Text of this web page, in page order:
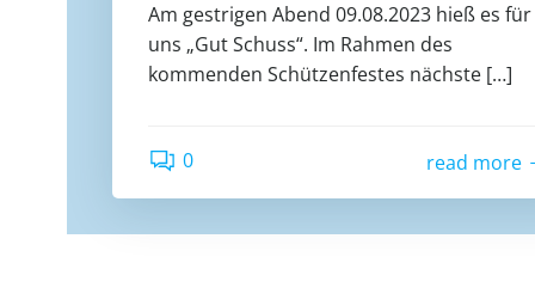
Am gestrigen Abend 09.08.2023 hieß es für
uns „Gut Schuss“. Im Rahmen des
kommenden Schützenfestes nächste […]
0 read more